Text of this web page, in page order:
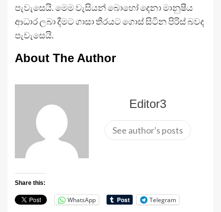
පැවැසෙයි. මෙම වැසියන් බොහෝ දෙනා මානුෂීය
ආධාර ලබා දීමට ගාසා තීරයට ගොස් සිටින පිරිස් බවද
පැවැසෙයි.
About The Author
Editor3
See author's posts
Share this:
WhatsApp Telegram